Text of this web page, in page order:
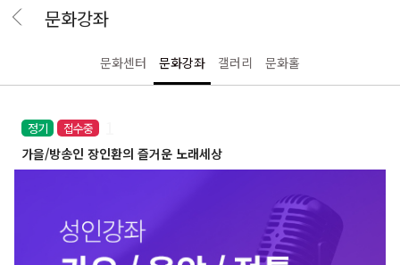
문화강좌
문화센터 문화강좌 갤러리 문화홀
정기 접수중
가을/방송인 장인환의 즐거운 노래세상